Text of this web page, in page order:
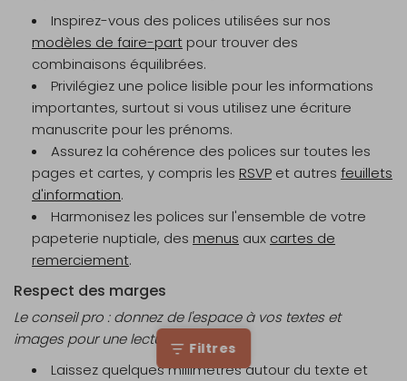
Filtres
Inspirez-vous des polices utilisées sur nos
modèles de faire-part pour trouver des
combinaisons équilibrées.
Privilégiez une police lisible pour les informations
importantes, surtout si vous utilisez une écriture
manuscrite pour les prénoms.
Assurez la cohérence des polices sur toutes les
pages et cartes, y compris les RSVP et autres feuillets
d'information.
Harmonisez les polices sur l'ensemble de votre
papeterie nuptiale, des menus aux cartes de
remerciement.
Respect des marges
Le conseil pro : donnez de l'espace à vos textes et
images pour une lecture agréable.
Laissez quelques millimètres autour du texte et